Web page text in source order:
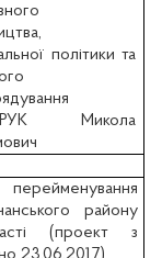
політики та
Микола
району
(проект з
23.06.2017)